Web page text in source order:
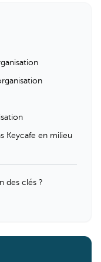
Keycafe en milieu
des clés ?